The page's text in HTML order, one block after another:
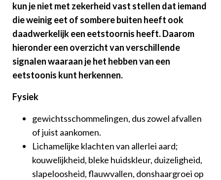
kun je niet met zekerheid vast stellen dat iemand
die weinig eet of sombere buiten heeft ook
daadwerkelijk een eetstoornis heeft. Daarom
hieronder een overzicht van verschillende
signalen waaraan je het hebben van een
eetstoonis kunt herkennen.
Fysiek
gewichtsschommelingen, dus zowel afvallen
of juist aankomen.
Lichamelijke klachten van allerlei aard;
kouwelijkheid, bleke huidskleur, duizeligheid,
slapeloosheid, flauwvallen, donshaargroei op